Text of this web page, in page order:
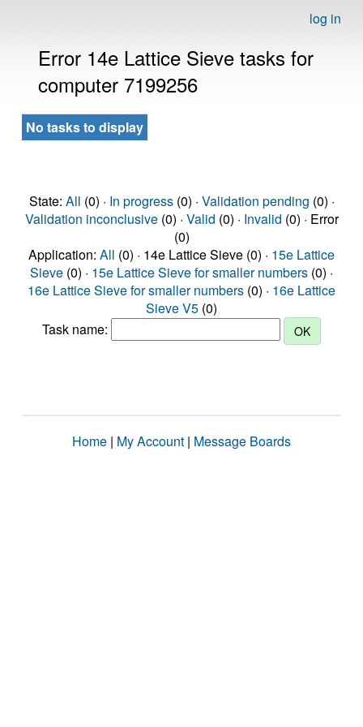
log in
Error 14e Lattice Sieve tasks for
computer 7199256
No tasks to display
State: All (0) · In progress(0) · Validation pending (0) ·
Validation inconclusive(0) · Valid (0) · Invalid (0) · Error
(0)
Application: All (0) · 14e Lattice Sieve (0) · 15e Lattice
Sieve (0) · 15e Lattice Sieve for smaller numbers (0) ·
16e Lattice Sieve for smaller numbers (0) · 16e Lattice
Sieve V5 (0)
Task name:
Home | My Account | Message Boards